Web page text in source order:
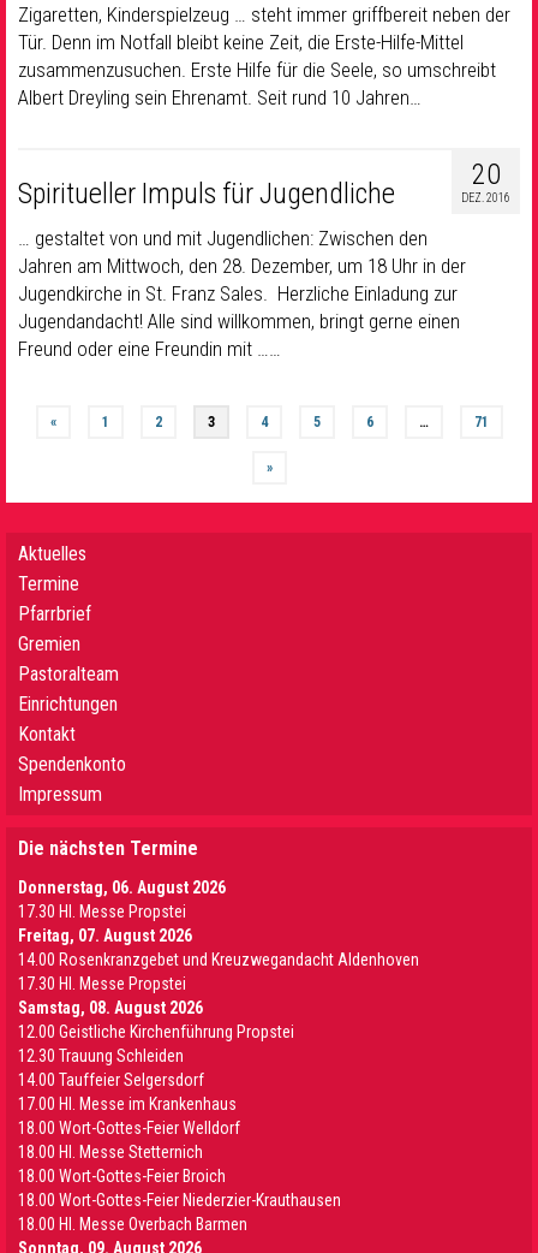
Zigaretten, Kinderspielzeug … steht immer griffbereit neben der
Tür. Denn im Notfall bleibt keine Zeit, die Erste-Hilfe-Mittel
zusammenzusuchen. Erste Hilfe für die Seele, so umschreibt
Albert Dreyling sein Ehrenamt. Seit rund 10 Jahren…
20
DEZ. 2016
Spiritueller Impuls für Jugendliche
… gestaltet von und mit Jugendlichen: Zwischen den
Jahren am Mittwoch, den 28. Dezember, um 18 Uhr in der
Jugendkirche in St. Franz Sales. Herzliche Einladung zur
Jugendandacht! Alle sind willkommen, bringt gerne einen
Freund oder eine Freundin mit ……
« 1 2 3 4 5 6 … 71
»
Aktuelles
Termine
Pfarrbrief
Gremien
Pastoralteam
Einrichtungen
Kontakt
Spendenkonto
Impressum
Die nächsten Termine
Donnerstag, 06. August 2026
17.30 Hl. Messe Propstei
Freitag, 07. August 2026
14.00 Rosenkranzgebet und Kreuzwegandacht Aldenhoven
17.30 Hl. Messe Propstei
Samstag, 08. August 2026
12.00 Geistliche Kirchenführung Propstei
12.30 Trauung Schleiden
14.00 Tauffeier Selgersdorf
17.00 Hl. Messe im Krankenhaus
18.00 Wort-Gottes-Feier Welldorf
18.00 Hl. Messe Stetternich
18.00 Wort-Gottes-Feier Broich
18.00 Wort-Gottes-Feier Niederzier-Krauthausen
18.00 Hl. Messe Overbach Barmen
Sonntag, 09. August 2026